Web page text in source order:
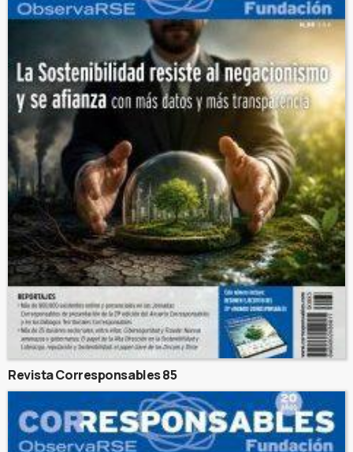
Revista Corresponsables 85